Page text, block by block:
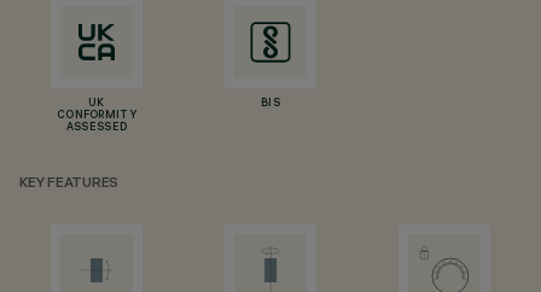
UK
CONFORMITY
ASSESSED
BIS
KEY FEATURES